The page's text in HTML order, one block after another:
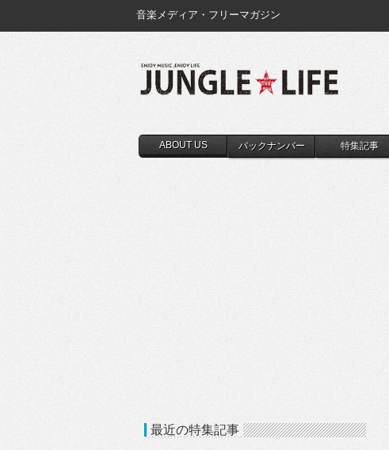
音楽メディア・フリーマガジン
ABOUT US バックナンバー 特集記事
最近の特集記事